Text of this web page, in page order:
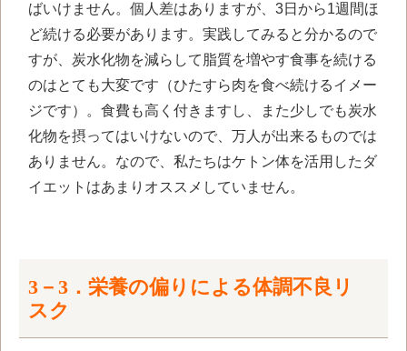
ばいけません。個人差はありますが、3日から1週間ほ
ど続ける必要があります。実践してみると分かるので
すが、炭水化物を減らして脂質を増やす食事を続ける
のはとても大変です（ひたすら肉を食べ続けるイメー
ジです）。食費も高く付きますし、また少しでも炭水
化物を摂ってはいけないので、万人が出来るものでは
ありません。なので、私たちはケトン体を活用したダ
イエットはあまりオススメしていません。
3－3．栄養の偏りによる体調不良リ
スク